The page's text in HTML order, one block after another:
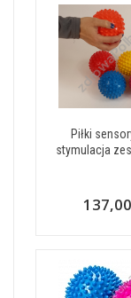
Piłki
stymulacja